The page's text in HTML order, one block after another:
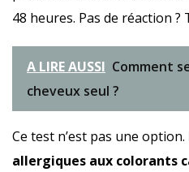
48 heures. Pas de réaction ?
A LIRE AUSSI Comment
cheveux seul ?
Ce test n’est pas une option.
allergiques aux colorants